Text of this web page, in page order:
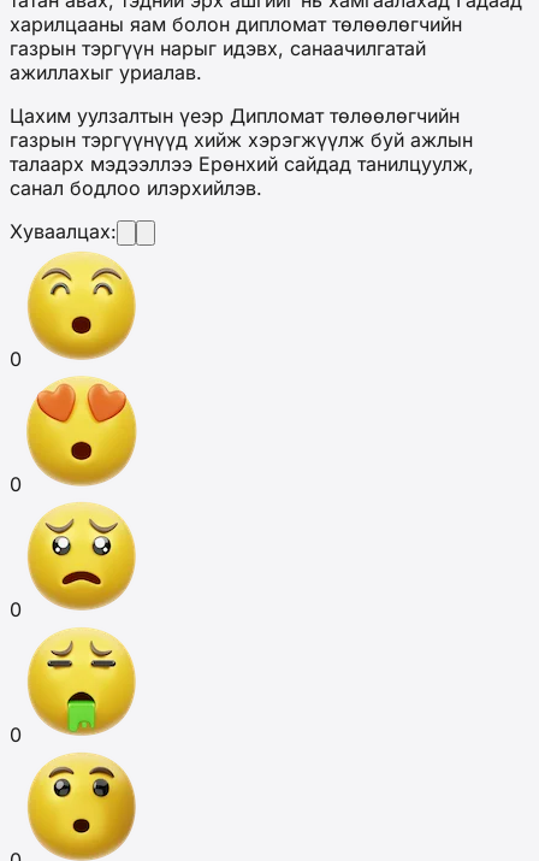
харилцааны яам болон дипломат төлөөлөгчийн
газрын тэргүүн нарыг идэвх, санаачилгатай
ажиллахыг уриалав.
Цахим уулзалтын үеэр Дипломат төлөөлөгчийн
газрын тэргүүнүүд хийж хэрэгжүүлж буй ажлын
талаарх мэдээллээ Ерөнхий сайдад танилцуулж,
санал бодлоо илэрхийлэв.
Хуваалцах:
0
0
0
0